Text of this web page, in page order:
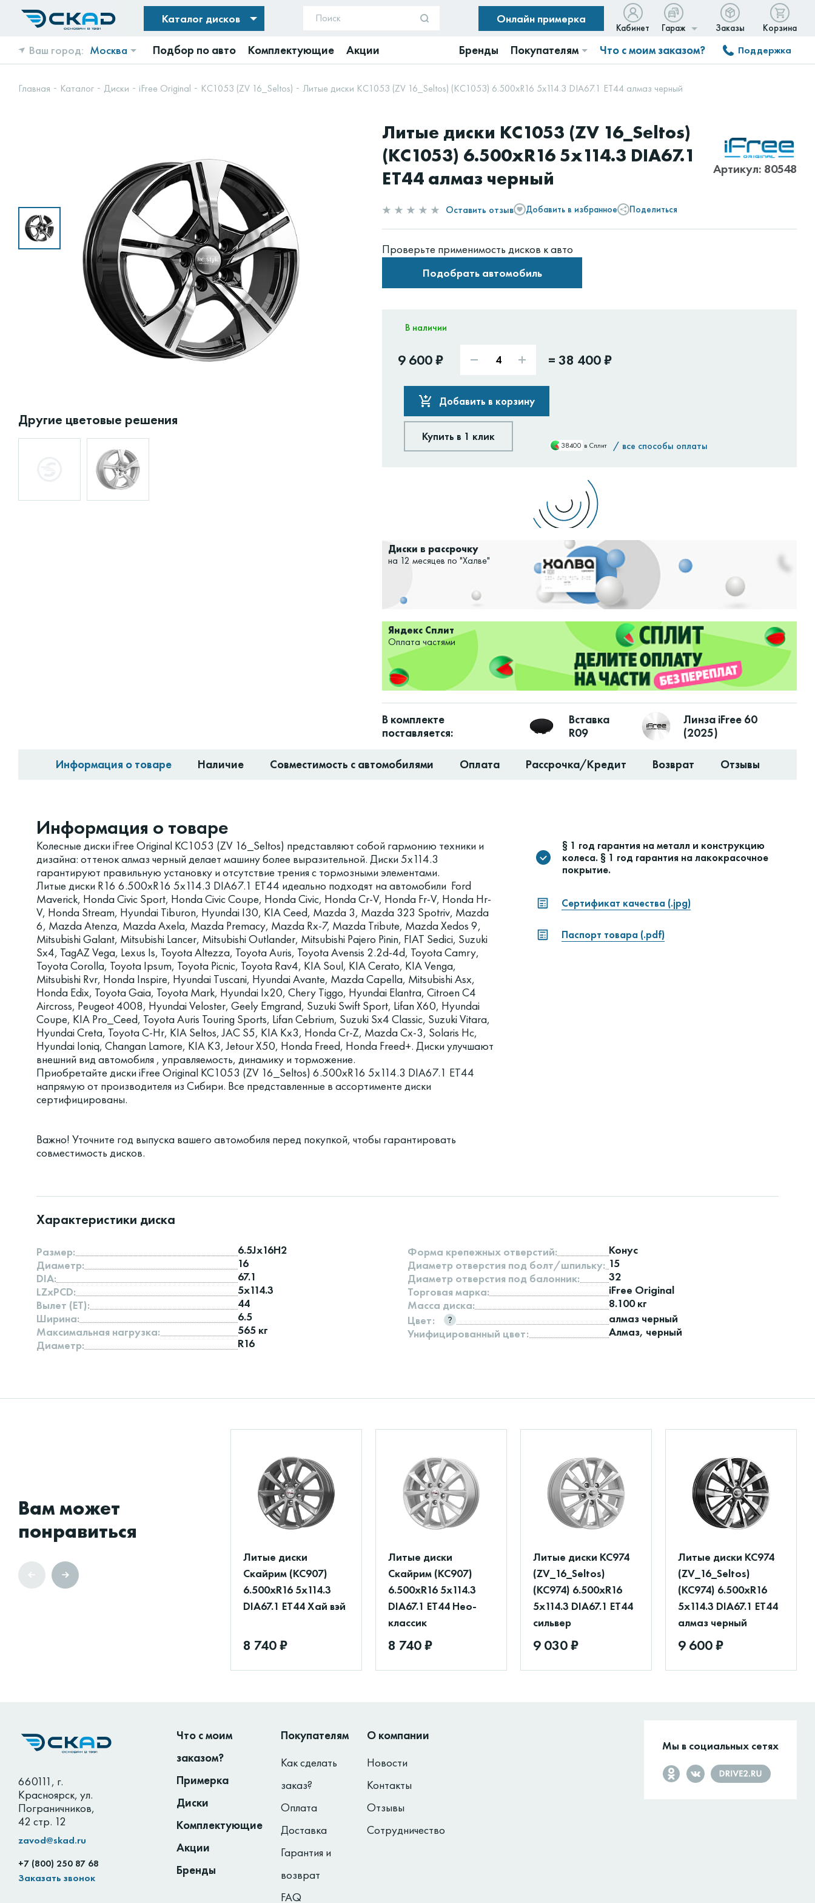
Каталог дисков Онлайн примерка
Кабинет Гараж Заказы Корзина
Ваш город: Москва Подбор по авто Комплектующие Акции Бренды Покупателям Что с моим заказом? Поддержка
Главная Каталог Диски iFree Original КС1053 (ZV 16_Seltos) Литые диски КС1053 (ZV 16_Seltos) (КС1053) 6.500xR16 5x114.3 DIA67.1 ET44 алмаз черный
Другие цветовые решения
Литые диски КС1053 (ZV 16_Seltos)
(КС1053) 6.500xR16 5x114.3 DIA67.1
ET44 алмаз черный
Артикул: 80548
Оставить отзыв Добавить в избранное Поделиться
Проверьте применимость дисков к авто
Подобрать автомобиль
В наличии
9 600 ₽ = 38 400 ₽
Добавить в корзину
Купить в 1 клик
38400 в Сплит / все способы оплаты
Диски в рассрочку
на 12 месяцев по "Халве"
Яндекс Сплит
Оплата частями
В комплекте
поставляется:
Вставка
R09
Линза iFree 60
(2025)
Информация о товаре Наличие Совместимость с автомобилями Оплата Рассрочка/Кредит Возврат Отзывы
Информация о товаре
Колесные диски iFree Original КС1053 (ZV 16_Seltos) представляют собой гармонию техники и
дизайна: оттенок алмаз черный делает машину более выразительной. Диски 5x114.3
гарантируют правильную установку и отсутствие трения с тормозными элементами.
Литые диски R16 6.500xR16 5x114.3 DIA67.1 ET44 идеально подходят на автомобили Ford
Maverick, Honda Civic Sport, Honda Civic Coupe, Honda Civic, Honda Cr-V, Honda Fr-V, Honda Hr-
V, Honda Stream, Hyundai Tiburon, Hyundai I30, KIA Ceed, Mazda 3, Mazda 323 Spotriv, Mazda
6, Mazda Atenza, Mazda Axela, Mazda Premacy, Mazda Rx-7, Mazda Tribute, Mazda Xedos 9,
Mitsubishi Galant, Mitsubishi Lancer, Mitsubishi Outlander, Mitsubishi Pajero Pinin, FIAT Sedici, Suzuki
Sx4, TagAZ Vega, Lexus Is, Toyota Altezza, Toyota Auris, Toyota Avensis 2.2d-4d, Toyota Camry,
Toyota Corolla, Toyota Ipsum, Toyota Picnic, Toyota Rav4, KIA Soul, KIA Cerato, KIA Venga,
Mitsubishi Rvr, Honda Inspire, Hyundai Tuscani, Hyundai Avante, Mazda Capella, Mitsubishi Asx,
Honda Edix, Toyota Gaia, Toyota Mark, Hyundai Ix20, Chery Tiggo, Hyundai Elantra, Citroen C4
Aircross, Peugeot 4008, Hyundai Veloster, Geely Emgrand, Suzuki Swift Sport, Lifan X60, Hyundai
Coupe, KIA Pro_Ceed, Toyota Auris Touring Sports, Lifan Cebrium, Suzuki Sx4 Classic, Suzuki Vitara,
Hyundai Creta, Toyota C-Hr, KIA Seltos, JAC S5, KIA Kx3, Honda Cr-Z, Mazda Cx-3, Solaris Hc,
Hyundai Ioniq, Changan Lamore, KIA K3, Jetour X50, Honda Freed, Honda Freed+. Диски улучшают
внешний вид автомобиля , управляемость, динамику и торможение.
Приобретайте диски iFree Original КС1053 (ZV 16_Seltos) 6.500xR16 5x114.3 DIA67.1 ET44
напрямую от производителя из Сибири. Все представленные в ассортименте диски
сертифицированы.
Важно! Уточните год выпуска вашего автомобиля перед покупкой, чтобы гарантировать
совместимость дисков.
§ 1 год гарантия на металл и конструкцию
колеса. § 1 год гарантия на лакокрасочное
покрытие.
Сертификат качества (.jpg)
Паспорт товара (.pdf)
Характеристики диска
Размер:
6.5Jx16H2
Диаметр:
16
DIA:
67.1
LZxPCD:
5x114.3
Вылет (ET):
44
Ширина:
6.5
Максимальная нагрузка:
565 кг
Диаметр:
R16
Форма крепежных отверстий:
Конус
Диаметр отверстия под болт/шпильку: 15
Диаметр отверстия под балонник:
32
Торговая марка:
iFree Original
Масса диска:
8.100 кг
Цвет:
алмаз черный
Унифицированный цвет:
Алмаз, черный
Вам может
понравиться
Литые диски
Скайрим (КС907)
6.500xR16 5x114.3
DIA67.1 ET44 Хай вэй
8 740 ₽
Литые диски
Скайрим (КС907)
6.500xR16 5x114.3
DIA67.1 ET44 Нео-
классик
8 740 ₽
Литые диски КС974
(ZV_16_Seltos)
(КС974) 6.500xR16
5x114.3 DIA67.1 ET44
сильвер
9 030 ₽
Литые диски КС974
(ZV_16_Seltos)
(КС974) 6.500xR16
5x114.3 DIA67.1 ET44
алмаз черный
9 600 ₽
660111, г.
Красноярск, ул.
Пограничников,
42 стр. 12
zavod@skad.ru
+7 (800) 250 87 68
Заказать звонок
Что с моим
заказом?
Примерка
Диски
Комплектующие
Акции
Бренды
Покупателям
Как сделать
заказ?
Оплата
Доставка
Гарантия и
возврат
FAQ
О компании
Новости
Контакты
Отзывы
Сотрудничество
Мы в социальных сетях